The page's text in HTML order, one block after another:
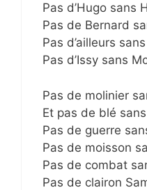
Pas d’Hugo sans
Pas de Bernard
Pas d’ailleurs
Pas d’Issy sans
Pas de molinier
Et pas de blé
Pas de guerre
Pas de moisson
Pas de combat
Pas de clairon